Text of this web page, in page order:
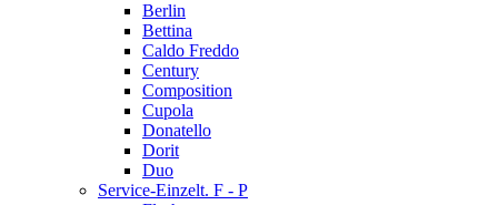
Berlin
Bettina
Caldo Freddo
Century
Composition
Cupola
Donatello
Dorit
Duo
Service-Einzelt. F - P